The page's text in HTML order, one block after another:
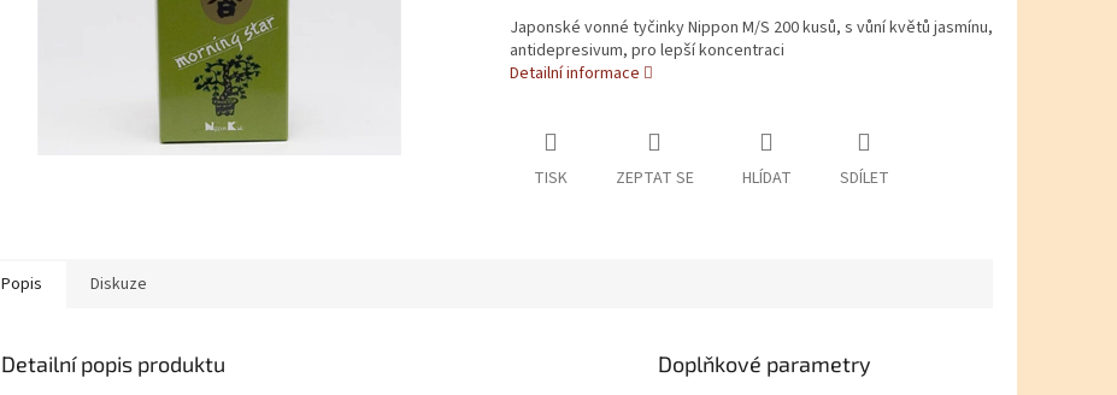
Japonské vonné tyčinky Nippon M/S 200 kusů, s vůní květů jasmínu,
antidepresivum, pro lepší koncentraci
Detailní informace
TISK ZEPTAT SE HLÍDAT SDÍLET
Popis Diskuze
Detailní popis produktu Doplňkové parametry